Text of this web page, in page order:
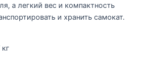
а легкий вес и компактность
и хранить самокат.
кг